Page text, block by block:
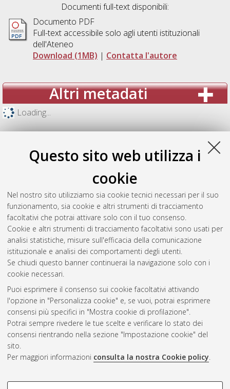
Questo sito web utilizza i
cookie
Nel nostro sito utilizziamo sia cookie tecnici necessari per il suo
funzionamento, sia cookie e altri strumenti di tracciamento
facoltativi che potrai attivare solo con il tuo consenso.
Cookie e altri strumenti di tracciamento facoltativi sono usati per
analisi statistiche, misure sull'efficacia della comunicazione
istituzionale e analisi dei comportamenti degli utenti.
Se chiudi questo banner continuerai la navigazione solo con i
cookie necessari.
Puoi esprimere il consenso sui cookie facoltativi attivando
l'opzione in "Personalizza cookie" e, se vuoi, potrai esprimere
consensi più specifici in "Mostra cookie di profilazione".
Potrai sempre rivedere le tue scelte e verificare lo stato dei
consensi rientrando nella sezione "Impostazione cookie" del
sito.
Per maggiori informazioni consulta la nostra Cookie policy.
COOKIE DI PROFILAZIONE -
Documenti full-text disponibili:
Documento PDF
Full-text accessibile solo agli utenti istituzionali
dell'Ateneo
Download (1MB) | Contatta l'autore
Altri metadati
Loading...
Gestione del documento:
Atom
Rss 1.0
Rss 2.0
AMS Laurea
Impostazioni Cookie